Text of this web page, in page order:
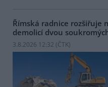
Římská radnice rozšiřuje
demolicí dvou
3.8.2026 12:32 (ČTK)